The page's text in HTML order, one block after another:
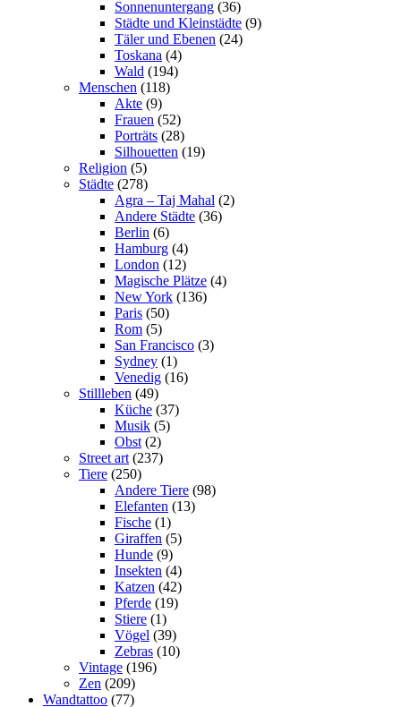
Sonnenuntergang (36)
Städte und Kleinstädte (9)
Täler und Ebenen (24)
Toskana (4)
Wald (194)
Menschen (118)
Akte (9)
Frauen (52)
Porträts (28)
Silhouetten (19)
Religion (5)
Städte (278)
Agra – Taj Mahal (2)
Andere Städte (36)
Berlin (6)
Hamburg (4)
London (12)
Magische Plätze (4)
New York (136)
Paris (50)
Rom (5)
San Francisco (3)
Sydney (1)
Venedig (16)
Stillleben (49)
Küche (37)
Musik (5)
Obst (2)
Street art (237)
Tiere (250)
Andere Tiere (98)
Elefanten (13)
Fische (1)
Giraffen (5)
Hunde (9)
Insekten (4)
Katzen (42)
Pferde (19)
Stiere (1)
Vögel (39)
Zebras (10)
Vintage (196)
Zen (209)
Wandtattoo (77)